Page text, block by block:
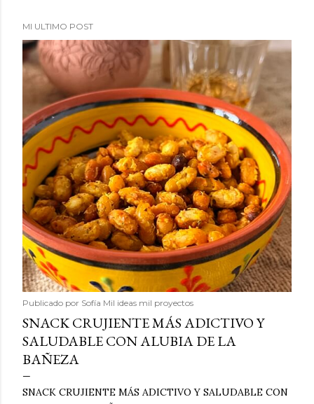
MI ULTIMO POST
Publicado por Sofía Mil ideas mil proyectos
SNACK CRUJIENTE MÁS ADICTIVO Y
SALUDABLE CON ALUBIA DE LA
BAÑEZA
SNACK CRUJIENTE MÁS ADICTIVO Y SALUDABLE CON